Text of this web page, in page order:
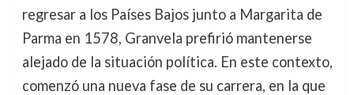
regresar a los Países Bajos junto a Margarita de
Parma en 1578, Granvela prefirió mantenerse
alejado de la situación política. En este contexto,
comenzó una nueva fase de su carrera, en la que